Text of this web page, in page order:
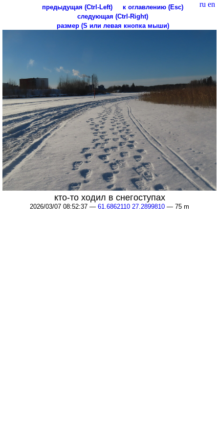
ru en
предыдущая (Ctrl-Left)
к оглавлению (Esc)
следующая (Ctrl-Right)
размер (S или левая кнопка мыши)
кто-то ходил в снегоступах
2026/03/07 08:52:37 — 61.6862110 27.2899810 — 75 m